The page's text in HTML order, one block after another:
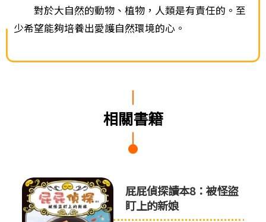
對於大自然的動物、植物，人類是有責任的。至
少希望能夠培養出愛護自然環境的心。
相關書籍
屁屁偵探讀本8：被怪盜
盯上的新娘